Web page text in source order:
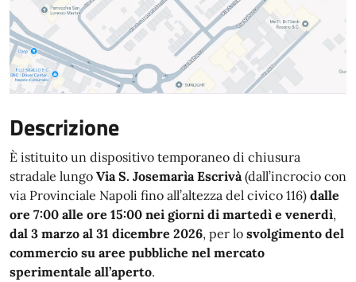
Descrizione
È istituito un dispositivo temporaneo di chiusura
stradale lungo Via S. Josemarìa Escrivà(dall’incrocio con
via Provinciale Napoli fino all’altezza del civico 116) dalle
ore 7:00 alle ore 15:00 nei giorni di martedì e venerdì,
dal 3 marzo al 31 dicembre 2026, per lo svolgimento del
commercio su aree pubbliche nel mercato
sperimentale all’aperto.